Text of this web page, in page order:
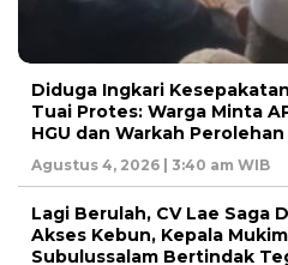
Diduga Ingkari
Tuai Protes: Warga Minta
HGU dan Warkah
Agustus 4, 2026 | 3:40 am WIB
Lagi Berulah, CV Lae Saga
Akses Kebun, Kepala
Subulussalam Bertindak